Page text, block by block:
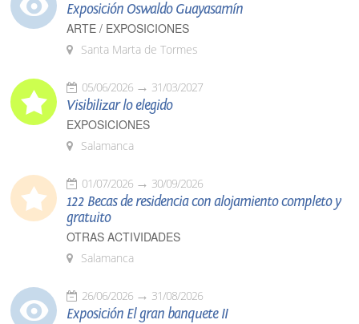
Exposición Oswaldo Guayasamín
ARTE / EXPOSICIONES
Santa Marta de Tormes
05/06/2026 31/03/2027
Visibilizar lo elegido
EXPOSICIONES
Salamanca
01/07/2026 30/09/2026
122 Becas de residencia con alojamiento completo y
gratuito
OTRAS ACTIVIDADES
Salamanca
26/06/2026 31/08/2026
Exposición El gran banquete II